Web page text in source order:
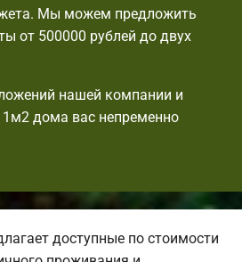
Мы можем предложить
от 500000 рублей до двух
нашей компании и
1м2 дома вас непременно
доступные по стоимости